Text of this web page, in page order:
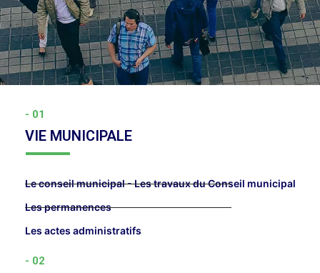
- 01
VIE MUNICIPALE
Le conseil municipal - Les travaux du Conseil municipal
Les permanences
Les actes administratifs
- 02